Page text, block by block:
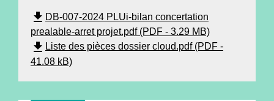
file_download DB-007-2024 PLUi-bilan concertation
prealable-arret projet.pdf (PDF - 3.29 MB)
file_download Liste des pièces dossier cloud.pdf (PDF -
41.08 kB)